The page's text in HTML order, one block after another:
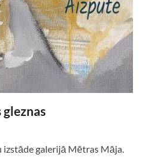
izstāde galerijā Mētras Māja.